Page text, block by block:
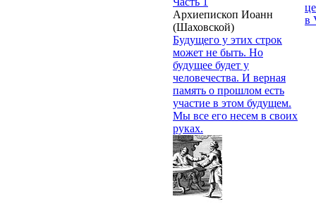
Архиепископ Иоанн
(Шаховской)
Будущего у этих строк
может не быть. Но
будущее будет у
человечества. И верная
память о прошлом есть
участие в этом будущем.
Мы все его несем в своих
руках.
в